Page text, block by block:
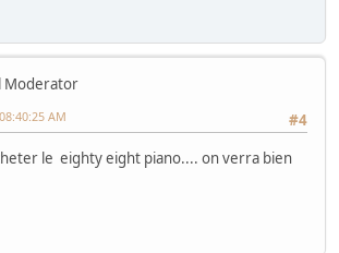
Moderator
#4
AM
le eighty eight piano.... on verra bien